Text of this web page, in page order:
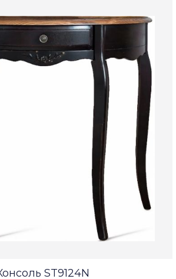
ST9124N